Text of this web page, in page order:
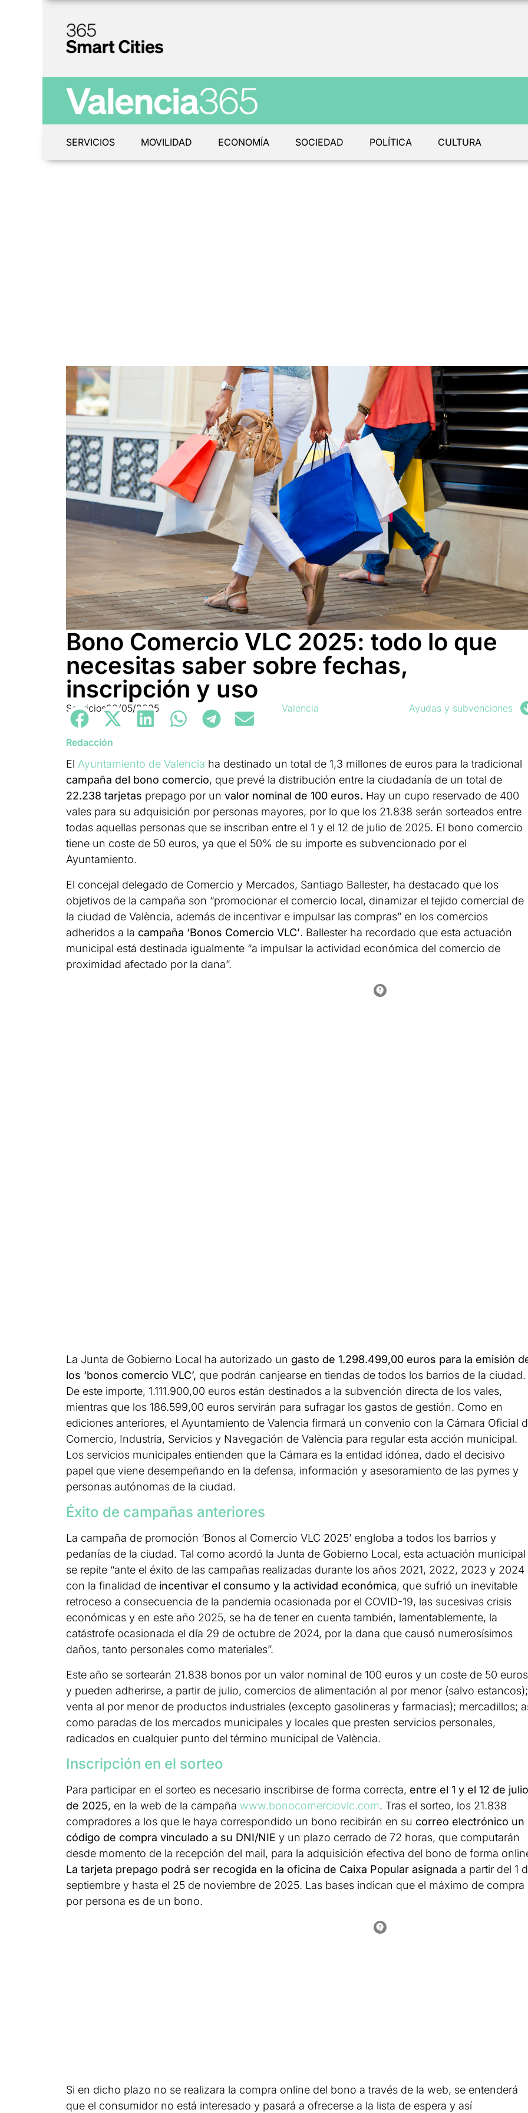
SERVICIOS MOVILIDAD ECONOMÍA SOCIEDAD POLÍTICA CULTURA
Bono Comercio VLC 2025: todo lo que
necesitas saber sobre fechas,
inscripción y uso
Servicios22/05/2025 Valencia Ayudas y subvenciones
Redacción
El Ayuntamiento de Valencia ha destinado un total de 1,3 millones de euros para la tradicional
campaña del bono comercio, que prevé la distribución entre la ciudadanía de un total de
22.238 tarjetas prepago por un valor nominal de 100 euros. Hay un cupo reservado de 400
vales para su adquisición por personas mayores, por lo que los 21.838 serán sorteados entre
todas aquellas personas que se inscriban entre el 1 y el 12 de julio de 2025. El bono comercio
tiene un coste de 50 euros, ya que el 50% de su importe es subvencionado por el
Ayuntamiento.
El concejal delegado de Comercio y Mercados, Santiago Ballester, ha destacado que los
objetivos de la campaña son “promocionar el comercio local, dinamizar el tejido comercial de
la ciudad de València, además de incentivar e impulsar las compras” en los comercios
adheridos a la campaña ‘Bonos Comercio VLC’. Ballester ha recordado que esta actuación
municipal está destinada igualmente “a impulsar la actividad económica del comercio de
proximidad afectado por la dana”.
La Junta de Gobierno Local ha autorizado un gasto de 1.298.499,00 euros para la emisión
los ‘bonos comercio VLC’, que podrán canjearse en tiendas de todos los barrios de la ciudad.
De este importe, 1.111.900,00 euros están destinados a la subvención directa de los vales,
mientras que los 186.599,00 euros servirán para sufragar los gastos de gestión. Como en
ediciones anteriores, el Ayuntamiento de Valencia firmará un convenio con la Cámara Oficial
Comercio, Industria, Servicios y Navegación de València para regular esta acción municipal.
Los servicios municipales entienden que la Cámara es la entidad idónea, dado el decisivo
papel que viene desempeñando en la defensa, información y asesoramiento de las pymes y
personas autónomas de la ciudad.
Éxito de campañas anteriores
La campaña de promoción ‘Bonos al Comercio VLC 2025’ engloba a todos los barrios y
pedanías de la ciudad. Tal como acordó la Junta de Gobierno Local, esta actuación municipal
se repite “ante el éxito de las campañas realizadas durante los años 2021, 2022, 2023 y 2024
con la finalidad de incentivar el consumo y la actividad económica, que sufrió un inevitable
retroceso a consecuencia de la pandemia ocasionada por el COVID-19, las sucesivas crisis
económicas y en este año 2025, se ha de tener en cuenta también, lamentablemente, la
catástrofe ocasionada el día 29 de octubre de 2024, por la dana que causó numerosísimos
daños, tanto personales como materiales”.
Este año se sortearán 21.838 bonos por un valor nominal de 100 euros y un coste de 50 euros
y pueden adherirse, a partir de julio, comercios de alimentación al por menor (salvo estancos);
venta al por menor de productos industriales (excepto gasolineras y farmacias); mercadillos;
como paradas de los mercados municipales y locales que presten servicios personales,
radicados en cualquier punto del término municipal de València.
Inscripción en el sorteo
Para participar en el sorteo es necesario inscribirse de forma correcta, entre el 1 y el 12 de julio
de 2025, en la web de la campaña www.bonocomerciovlc.com. Tras el sorteo, los 21.838
compradores a los que le haya correspondido un bono recibirán en su correo electrónico un
código de compra vinculado a su DNI/NIE y un plazo cerrado de 72 horas, que computarán
desde momento de la recepción del mail, para la adquisición efectiva del bono de forma
La tarjeta prepago podrá ser recogida en la oficina de Caixa Popular asignada a partir del 1
septiembre y hasta el 25 de noviembre de 2025. Las bases indican que el máximo de compra
por persona es de un bono.
Si en dicho plazo no se realizara la compra online del bono a través de la web, se entenderá
que el consumidor no está interesado y pasará a ofrecerse a la lista de espera y así